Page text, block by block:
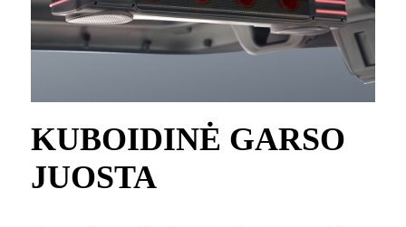
KUBOIDINĖ GARSO
JUOSTA